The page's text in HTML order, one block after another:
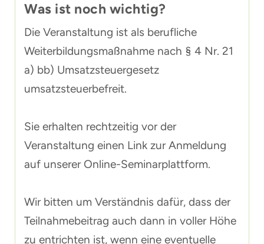
Was ist noch wichtig?
Die Veranstaltung ist als berufliche
Weiterbildungsmaßnahme nach § 4 Nr. 21
a) bb) Umsatzsteuergesetz
umsatzsteuerbefreit.
Sie erhalten rechtzeitig vor der
Veranstaltung einen Link zur Anmeldung
auf unserer Online-Seminarplattform.
Wir bitten um Verständnis dafür, dass der
Teilnahmebeitrag auch dann in voller Höhe
zu entrichten ist, wenn eine eventuelle